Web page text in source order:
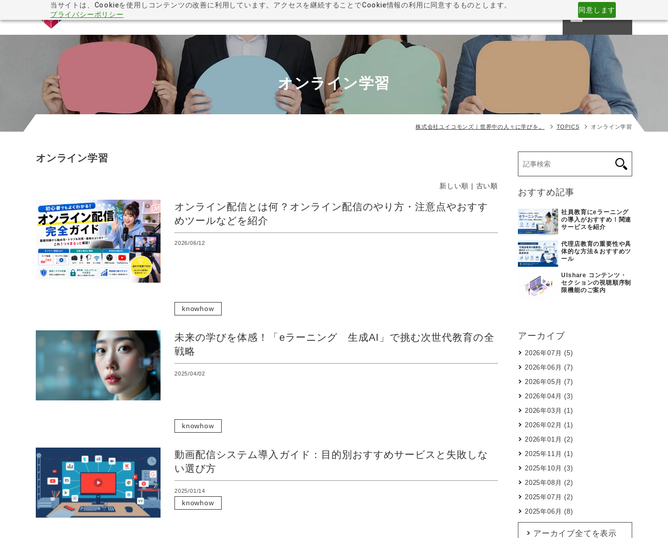
当サイトは、Cookieを使用しコンテンツの改善に利用しています。アクセスを継続することでCookie情報の利用に同意するものとします。
プライバシーポリシー
同意します
CONTACT
オンライン学習
株式会社ユイコモンズ｜世界中の人々に学びを。 TOPICS オンライン学習
オンライン学習
新しい順 | 古い順
オンライン配信とは何？オンライン配信のやり方・注意点やおすす
めツールなどを紹介
2026/06/12
knowhow
未来の学びを体感！「eラーニング 生成AI」で挑む次世代教育の全
戦略
2025/04/02
knowhow
動画配信システム導入ガイド：目的別おすすめサービスと失敗しな
い選び方
2025/01/14
knowhow
おすすめ記事
社員教育にeラーニング
の導入がおすすめ！関連
サービスを紹介
代理店教育の重要性や具
体的な方法＆おすすめツ
ール
UIshare コンテンツ・
セクションの視聴順序制
限機能のご案内
アーカイブ
2026年07月 (5)
2026年06月 (7)
2026年05月 (7)
2026年04月 (3)
2026年03月 (1)
2026年02月 (1)
2026年01月 (2)
2025年11月 (1)
2025年10月 (3)
2025年08月 (2)
2025年07月 (2)
2025年06月 (8)
アーカイブ全てを表示